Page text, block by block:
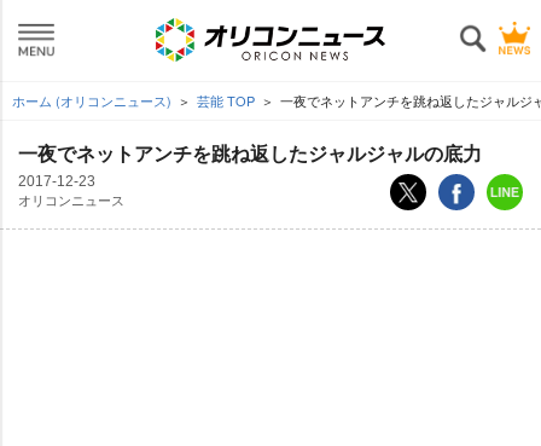
ホーム (オリコンニュース) 芸能 TOP 一夜でネットアンチを跳ね返したジャルジ
一夜でネットアンチを跳ね返したジャルジャルの底力
2017-12-23
オリコンニュース